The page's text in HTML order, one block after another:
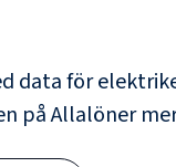
data för
på Allalöner